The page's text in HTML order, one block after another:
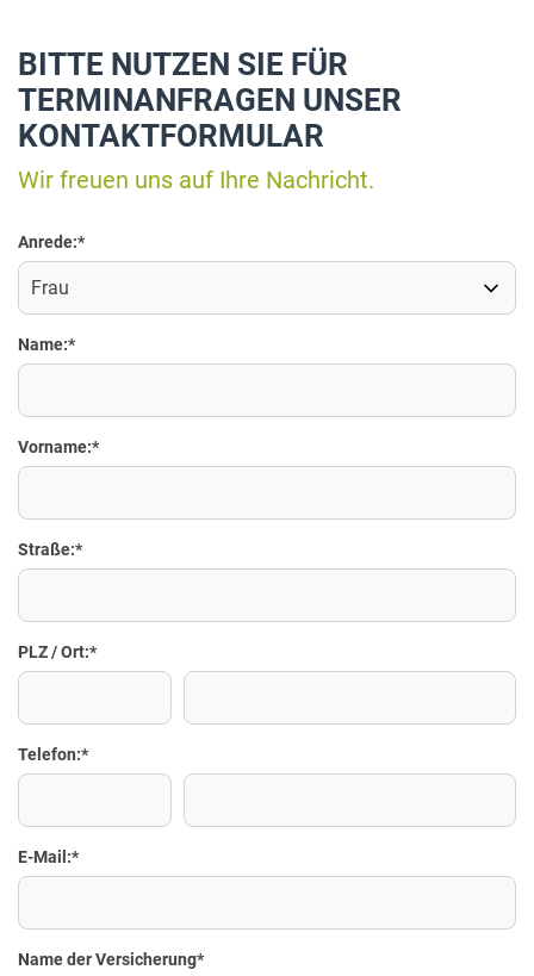
BITTE NUTZEN SIE FÜR
TERMINANFRAGEN UNSER
KONTAKTFORMULAR
Wir freuen uns auf Ihre Nachricht.
Anrede:*
Name:*
Vorname:*
Straße:*
PLZ / Ort:*
Telefon:*
E-Mail:*
Name der Versicherung*